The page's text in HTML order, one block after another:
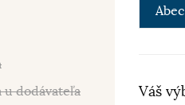
u dodávateľa
Váš